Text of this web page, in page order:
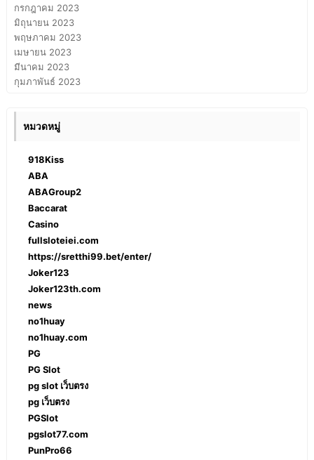
กรกฎาคม 2023
มิถุนายน 2023
พฤษภาคม 2023
เมษายน 2023
มีนาคม 2023
กุมภาพันธ์ 2023
หมวดหมู่
918Kiss
ABA
ABAGroup2
Baccarat
Casino
fullsloteiei.com
https://sretthi99.bet/enter/
Joker123
Joker123th.com
news
no1huay
no1huay.com
PG
PG Slot
pg slot เว็บตรง
pg เว็บตรง
PGSlot
pgslot77.com
PunPro66